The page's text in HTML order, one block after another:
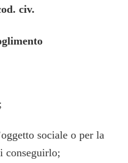
civ.
sociale o per la
conseguirlo;